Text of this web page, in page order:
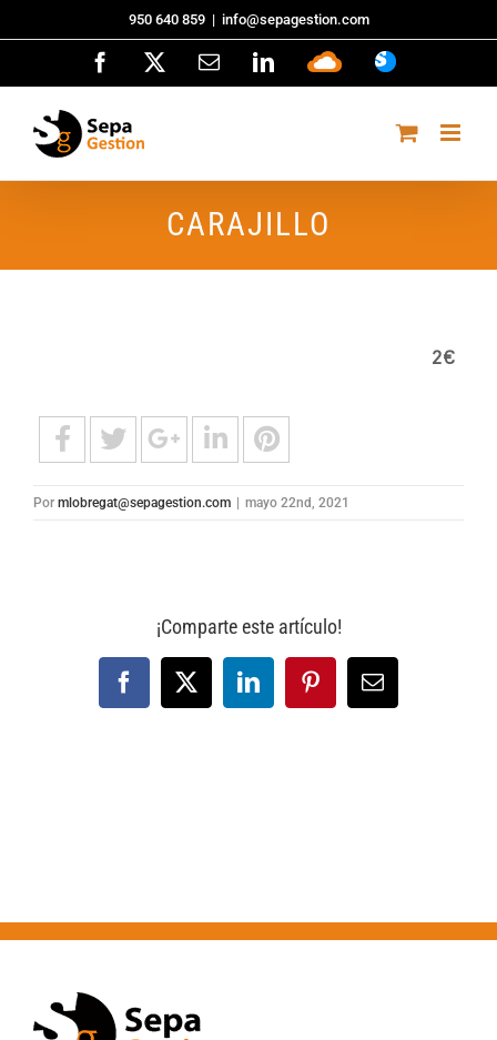
al
950 640 859 | info@sepagestion.com
Facebook
CorreoLinkedIn
Sepa
CARAJILLO
2€
Por mlobregat@sepagestion.com | mayo 22nd, 2021
¡Comparte este artículo!
Facebook
X LinkedInPinterestCorreo
electrónico